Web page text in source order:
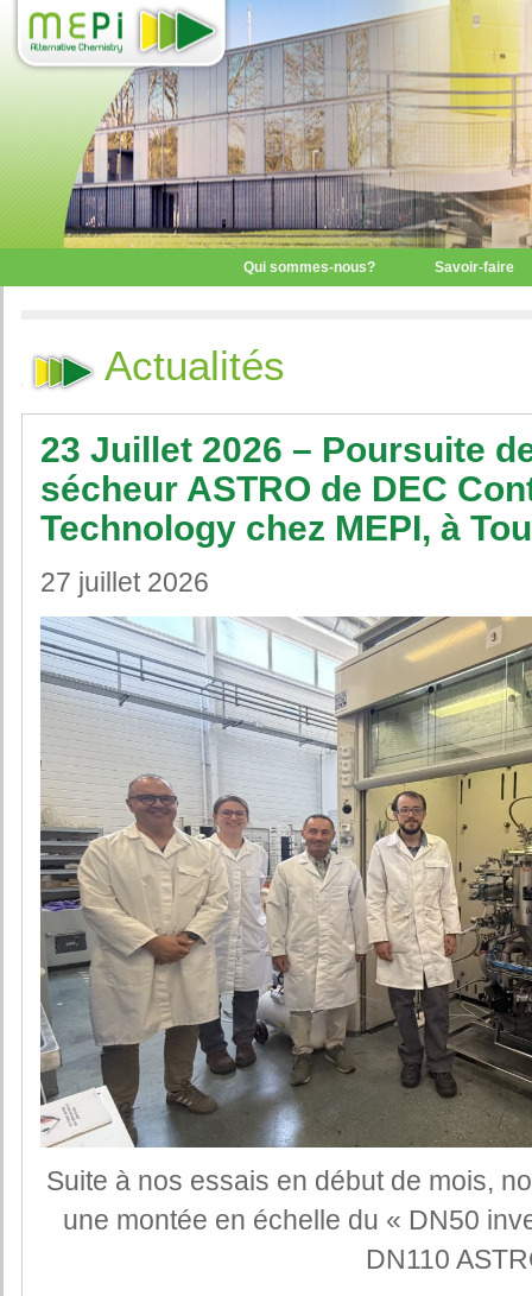
Qui sommes-nous? Savoir-faire
Actualités
23 Juillet 2026 – Poursuite
sécheur ASTRO de DEC
Technology chez MEPI, à
27 juillet 2026
Suite à nos essais en début de mois,
une montée en échelle du « DN50
DN110